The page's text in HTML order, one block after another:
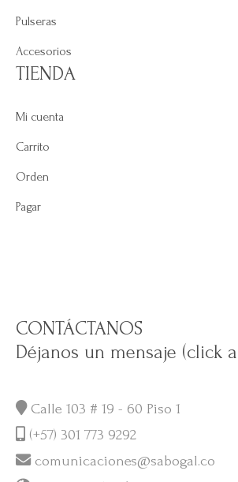
Pulseras
Accesorios
TIENDA
Mi cuenta
Carrito
Orden
Pagar
CONTÁCTANOS
Déjanos un mensaje (click
Calle 103 # 19 - 60 Piso 1
(+57) 301 773 9292
comunicaciones@sabogal.co